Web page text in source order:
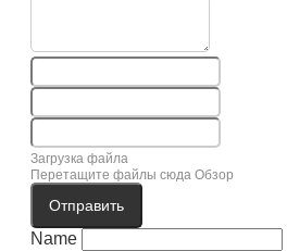
Загрузка файла
Перетащите файлы сюда Обзор
Отправить
Name